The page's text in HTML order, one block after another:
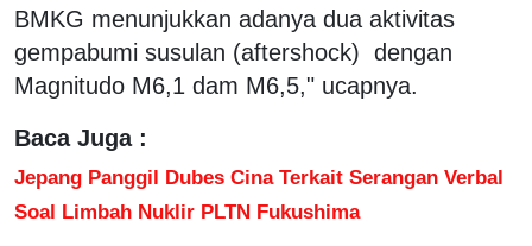
BMKG menunjukkan adanya dua aktivitas
gempabumi susulan (aftershock) dengan
Magnitudo M6,1 dam M6,5," ucapnya.
Baca Juga :
Jepang Panggil Dubes Cina Terkait Serangan Verbal
Soal Limbah Nuklir PLTN Fukushima